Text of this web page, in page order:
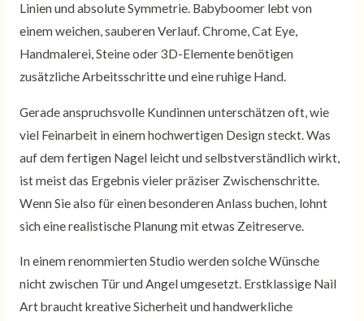
Linien und absolute Symmetrie. Babyboomer lebt von
einem weichen, sauberen Verlauf. Chrome, Cat Eye,
Handmalerei, Steine oder 3D-Elemente benötigen
zusätzliche Arbeitsschritte und eine ruhige Hand.
Gerade anspruchsvolle Kundinnen unterschätzen oft, wie
viel Feinarbeit in einem hochwertigen Design steckt. Was
auf dem fertigen Nagel leicht und selbstverständlich wirkt,
ist meist das Ergebnis vieler präziser Zwischenschritte.
Wenn Sie also für einen besonderen Anlass buchen, lohnt
sich eine realistische Planung mit etwas Zeitreserve.
In einem renommierten Studio werden solche Wünsche
nicht zwischen Tür und Angel umgesetzt. Erstklassige Nail
Art braucht kreative Sicherheit und handwerkliche